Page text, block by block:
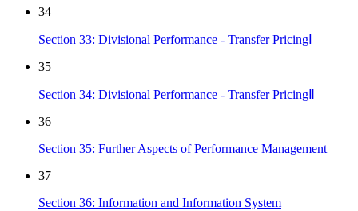
34
Section 33: Divisional Performance - Transfer PricingⅠ
35
Section 34: Divisional Performance - Transfer PricingⅡ
36
Section 35: Further Aspects of Performance Management
37
Section 36: Information and Information System